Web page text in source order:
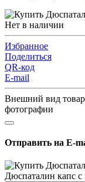
Нет в наличии
Избранное
Поделиться
QR-код
E-mail
Внешний вид
фотографии
Отправить на E-
Дюспаталин капс